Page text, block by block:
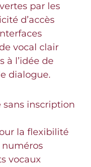
par les
d’accès
vocal clair
à l’idée de
dialogue.
inscription
la flexibilité
numéros
vocaux